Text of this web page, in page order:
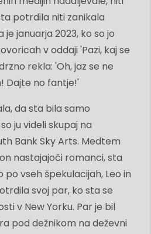
potrdila niti zanikala
januarja 2023, ko so jo
v oddaji 'Pazi, kaj se
rekla: 'Oh, jaz se ne
Dajte no fantje!'
da sta bila samo
ju videli skupaj na
Bank Sky Arts. Medtem
nastajajoči romanci, sta
vseh špekulacijah, Leo in
svoj par, ko sta se
v New Yorku. Par je bil
pod dežnikom na deževni